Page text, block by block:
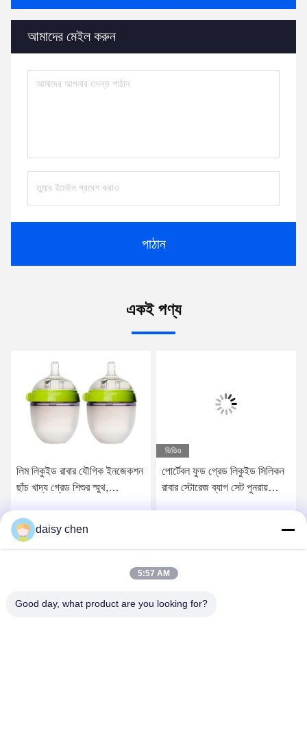
আমাদের মেইল ​​করুন
পাঠান
একই পণ্য
লিম লিকুইড রাবার যৌগিক ইনজেকশন
ছাঁচ খাদ্য গ্রেড শিশুর স্মুথ,
সেরা মূল্য পান
ভিডিও
পোর্টেবল ফুড গ্রেড লিকুইড সিলিকন
রাবার স্টোরেজ ব্যাগ সেট পুনরায়
daisy chen
5:57 AM
Good day, what product are you looking for?